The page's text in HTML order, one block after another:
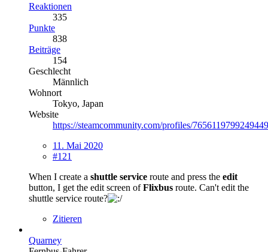
Reaktionen
335
Punkte
838
Beiträge
154
Geschlecht
Männlich
Wohnort
Tokyo, Japan
Website
https://steamcommunity.com/profiles/
11. Mai 2020
#121
When I create a shuttle service route and press the edit
button, I get the edit screen ofFlixbus route. Can't edit the
shuttle service route?
Zitieren
Quarney